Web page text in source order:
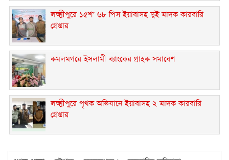
লক্ষ্মীপুরে ১৫শ’ ৬৮ পিস ইয়াবাসহ দুই মাদক কারবারি
গ্রেপ্তার
কমলমগরে ইসলামী ব্যাংকের গ্রাহক সমাবেশ ‎
লক্ষ্মীপুরে পৃথক অভিযানে ইয়াবাসহ ২ মাদক কারবারি
গ্রেপ্তার